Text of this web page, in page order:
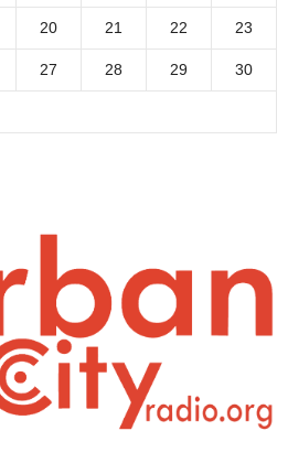
20 21 22 23
27 28 29 30